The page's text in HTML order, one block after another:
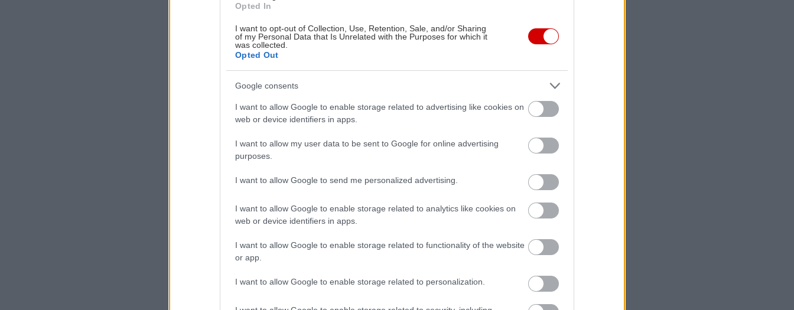
Opted In
I want to opt-out of Collection, Use, Retention, Sale, and/or Sharing
of my Personal Data that Is Unrelated with the Purposes for which it
was collected.
Opted Out
Google consents
I want to allow Google to enable storage related to advertising like cookies on
web or device identifiers in apps.
I want to allow my user data to be sent to Google for online advertising
purposes.
I want to allow Google to send me personalized advertising.
I want to allow Google to enable storage related to analytics like cookies on
web or device identifiers in apps.
I want to allow Google to enable storage related to functionality of the website
or app.
I want to allow Google to enable storage related to personalization.
Ο
Καραγκιόζης του Τάσου Κώνστα όλο το ζεστό Καλοκαίρι δρόσιζε με
γέλιο τους φίλους του που τον επισκέπτονταν στο εξοχικό του, στο
Πάρκο Φλοίσβου. Τον Σεπτέμβρη συνεχίζει δυναμικά, πότε ως
προετοιμάσει ευχάριστα τους μικρούς θεατές και τους γονείς τους για τη νέα
Λίγο πριν απολαύσουμε τις τελευταίες παραστάσεις στο εξοχικό του πλάι στην
θάλασσα, μιλήσαμε με τον καραγκιοζοπαίχτη Τάσο Κώνστα για όλα όσα θα δούμε,
αλλά και για όσα μας περιμένουν την ερχόμενη σαιζόν στα… χειμερινά ανάκτορα,